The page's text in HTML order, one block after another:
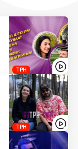
ТРН
ТРН